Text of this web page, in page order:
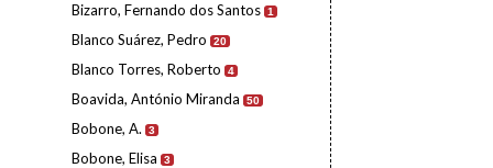
Bizarro, Fernando dos Santos 1
Blanco Suárez, Pedro 20
Blanco Torres, Roberto 4
Boavida, António Miranda 50
Bobone, A. 3
Bobone, Elisa 3